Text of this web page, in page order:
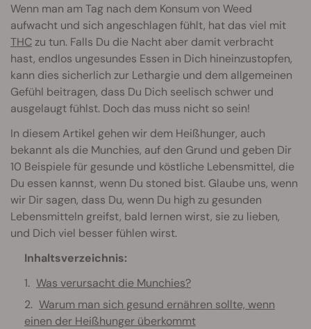
Wenn man am Tag nach dem Konsum von Weed
aufwacht und sich angeschlagen fühlt, hat das viel mit
THCzu tun. Falls Du die Nacht aber damit verbracht
hast, endlos ungesundes Essen in Dich hineinzustopfen,
kann dies sicherlich zur Lethargie und dem allgemeinen
Gefühl beitragen, dass Du Dich seelisch schwer und
ausgelaugt fühlst. Doch das muss nicht so sein!
In diesem Artikel gehen wir dem Heißhunger, auch
bekannt als die Munchies, auf den Grund und geben Dir
10 Beispiele für gesunde und köstliche Lebensmittel, die
Du essen kannst, wenn Du stoned bist. Glaube uns, wenn
wir Dir sagen, dass Du, wenn Du high zu gesunden
Lebensmitteln greifst, bald lernen wirst, sie zu lieben,
und Dich viel besser fühlen wirst.
Inhaltsverzeichnis:
Was verursacht die Munchies?
Warum man sich gesund ernähren sollte, wenn
einen der Heißhunger überkommt